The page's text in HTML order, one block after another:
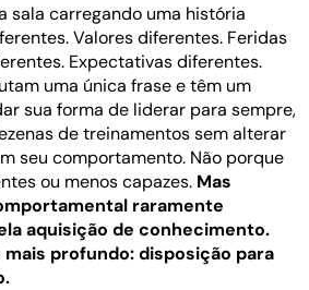
sala carregando uma história
Valores diferentes. Feridas
Expectativas diferentes.
uma única frase e têm um
sua forma de liderar para sempre,
de treinamentos sem alterar
seu comportamento. Não porque
ou menos capazes. Mas
raramente
aquisição de conhecimento.
mais profundo: disposição para